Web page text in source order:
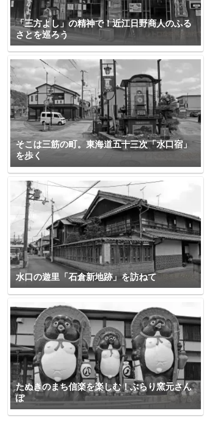
「三方よし」の精神で！近江日野商人のふる
さとを巡ろう
そこは三筋の町。東海道五十三次「水口宿」
を歩く
水口の遊里「石倉新地跡」を訪ねて
たぬきのまち信楽を楽しむ！ぶらり窯元さん
ぽ